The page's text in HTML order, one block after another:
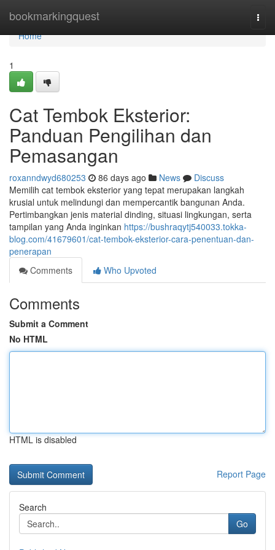
bookmarkingquest
Home
Home
1
Cat Tembok Eksterior:
Panduan Pengilihan dan
Pemasangan
roxanndwyd680253 86 days ago News
Discuss
Memilih cat tembok eksterior yang tepat merupakan langkah
krusial untuk melindungi dan mempercantik bangunan Anda.
Pertimbangkan jenis material dinding, situasi lingkungan, serta
tampilan yang Anda inginkan https://bushraqytj540033.tokka-
blog.com/41679601/cat-tembok-eksterior-cara-penentuan-dan-
penerapan
Comments
Who Upvoted
Comments
Submit a Comment
No HTML
HTML is disabled
Report Page
Search
Go